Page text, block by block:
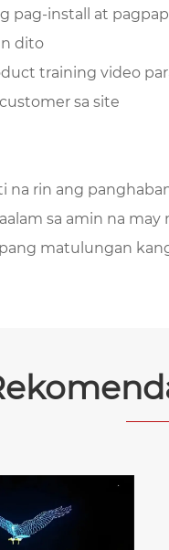
pag-install at
dito
training video
sa site
rin ang
sa amin na
matulungan